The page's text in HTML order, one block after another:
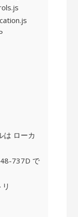
は ローカ
737D で